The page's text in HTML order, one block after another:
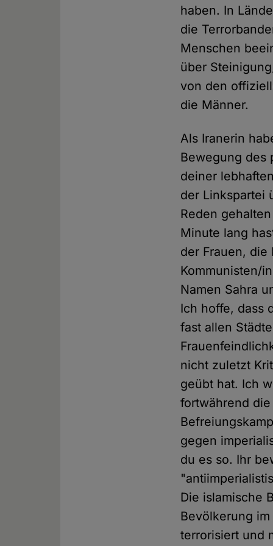
haben. In
die
Menschen
über
von den
die Männer.
Als Iranerin
Bewegung des
deiner
der Linkspartei
Reden
Minute lang
der Frauen, die
Kommunisten/
Namen Sahra
Ich hoffe, dass
fast allen
nicht zuletzt
geübt hat. Ich
fortwährend
gegen
du es so. Ihr
Die islamische
Bevölkerung
terrorisiert und